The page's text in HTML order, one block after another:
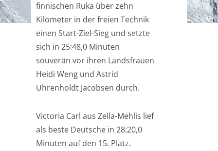
finnischen Ruka über zehn
Kilometer in der freien Technik
einen Start-Ziel-Sieg und setzte
sich in 25:48,0 Minuten
souverän vor ihren Landsfrauen
Heidi Weng und Astrid
Uhrenholdt Jacobsen durch.
Victoria Carl aus Zella-Mehlis lief
als beste Deutsche in 28:20,0
Minuten auf den 15. Platz.